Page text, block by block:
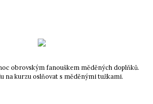
obrovským fanouškem měděných doplňků.
na kurzu oslňovat s měděnými tužkami.